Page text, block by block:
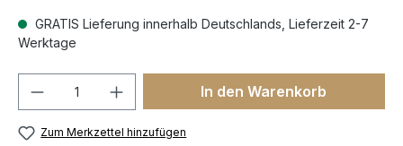
GRATIS Lieferung innerhalb Deutschlands, Lieferzeit 2-7
Werktage
In den Warenkorb
Zum Merkzettel hinzufügen